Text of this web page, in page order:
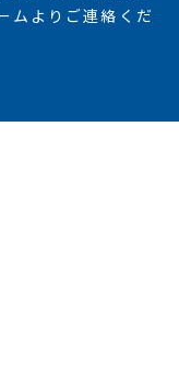
ムよりご連絡くだ